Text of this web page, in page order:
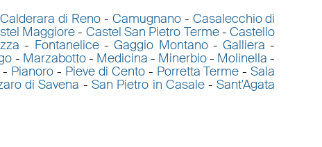
Calderara di Reno - Camugnano- Casalecchio di
Maggiore- Castel San Pietro Terme-Castello
- Fontanelice-Gaggio Montano-Galliera -
- Marzabotto- Medicina - Minerbio- Molinella -
- Pianoro- Pieve di Cento- Porretta Terme -Sala
di Savena - San Pietro in Casale-Sant'Agata